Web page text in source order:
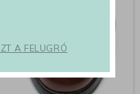
A FELUGRÓ